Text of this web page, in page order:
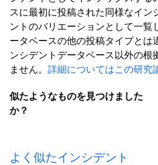
スに最初に投稿された同様なイン
ントのバリエーションとして一覧
ータベースの他の投稿タイプとは
ンシデントデータベース以外の根
ません。 詳細についてはこの研究
似たようなものを見つけました
か？
よく似たインシデント